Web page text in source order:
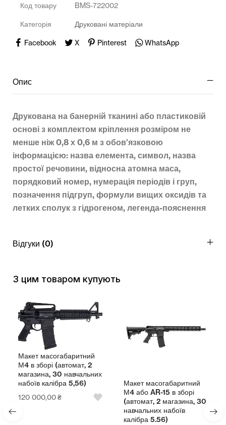
Всі товари
Підкатегорії відсутні.
Код товару BMS-722002
Категорія Друковані матеріали
Facebook X Pinterest WhatsApp
Опис
Друкована на банерній тканині або пластиковій
основі з комплектом кріплення розміром не
менше ніж 0,8 х 0,6 м з обов’язковою
інформацією: назва елемента, символ, назва
простої речовини, відносна атомна маса,
порядковий номер, нумерація періодів і груп,
позначення підгруп, формули вищих оксидів та
летких сполук з гідрогеном, легенда-пояснення
Відгуки (0)
З цим товаром купують
Макет масогабаритний
М4 в зборі (автомат, 2
магазина, 30 навчальних
набоїв калібра 5,56)
120 000,00₴
Макет масогабаритний
М4 або AR-15 в зборі
(автомат, 2 магазина, 30
навчальних набоїв
калібра 5.56)